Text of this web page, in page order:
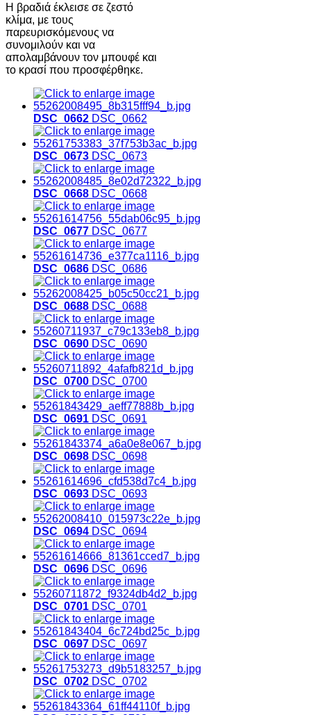
Η βραδιά έκλεισε σε ζεστό
κλίμα, με τους
παρευρισκόμενους να
συνομιλούν και να
απολαμβάνουν τον μπουφέ και
το κρασί που προσφέρθηκε.
DSC_0662 DSC_0662
DSC_0673 DSC_0673
DSC_0668 DSC_0668
DSC_0677 DSC_0677
DSC_0686 DSC_0686
DSC_0688 DSC_0688
DSC_0690 DSC_0690
DSC_0700 DSC_0700
DSC_0691 DSC_0691
DSC_0698 DSC_0698
DSC_0693 DSC_0693
DSC_0694 DSC_0694
DSC_0696 DSC_0696
DSC_0701 DSC_0701
DSC_0697 DSC_0697
DSC_0702 DSC_0702